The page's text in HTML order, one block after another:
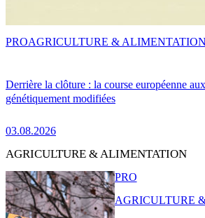
Derrière la clôture : la course européenne
génétiquement modifiées
03.08.2026
PROAGRICULTURE & ALIMENTATION
AGRICULTURE & ALIMENTATION
PRO
AGRICULTURE